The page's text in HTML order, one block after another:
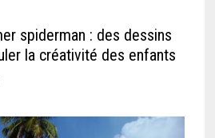
spiderman : des dessins
la créativité des enfants